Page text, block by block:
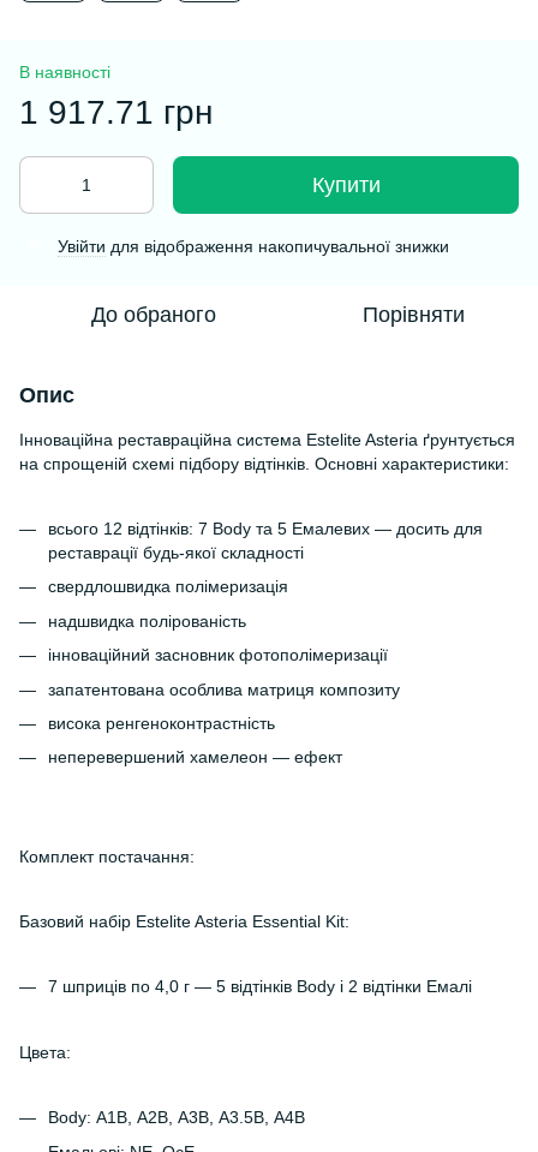
В наявності
1 917.71 грн
Купити
Увійти для відображення накопичувальної знижки
До обраного Порівняти
Опис
Інноваційна реставраційна система Estelite Asteria ґрунтується
на спрощеній схемі підбору відтінків. Основні характеристики:
всього 12 відтінків: 7 Body та 5 Емалевих — досить для
реставрації будь-якої складності
свердлошвидка полімеризація
надшвидка полірованість
інноваційний засновник фотополімеризації
запатентована особлива матриця композиту
висока ренгеноконтрастність
неперевершений хамелеон — ефект
Комплект постачання:
Базовий набір Estelite Asteria Essential Kit:
7 шприців по 4,0 г — 5 відтінків Body і 2 відтінки Емалі
Цвета:
Body: А1В, А2В, А3В, А3.5В, А4В